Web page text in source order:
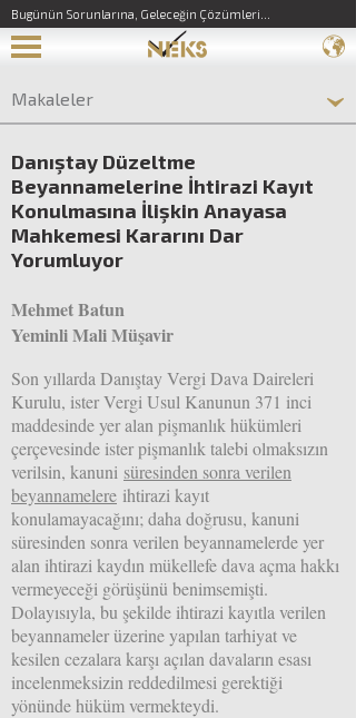
Bugünün Sorunlarına, Geleceğin Çözümleri...
Makaleler
Danıştay Düzeltme
Beyannamelerine İhtirazi Kayıt
Konulmasına İlişkin Anayasa
Mahkemesi Kararını Dar
Yorumluyor
Mehmet Batun
Yeminli Mali Müşavir
Son yıllarda Danıştay Vergi Dava Daireleri
Kurulu, ister Vergi Usul Kanunun 371 inci
maddesinde yer alan pişmanlık hükümleri
çerçevesinde ister pişmanlık talebi olmaksızın
verilsin, kanuni süresinden sonra verilen
beyannamelere ihtirazi kayıt
konulamayacağını; daha doğrusu, kanuni
süresinden sonra verilen beyannamelerde yer
alan ihtirazi kaydın mükellefe dava açma hakkı
vermeyeceği görüşünü benimsemişti.
Dolayısıyla, bu şekilde ihtirazi kayıtla verilen
beyannameler üzerine yapılan tarhiyat ve
kesilen cezalara karşı açılan davaların esası
incelenmeksizin reddedilmesi gerektiği
yönünde hüküm vermekteydi.